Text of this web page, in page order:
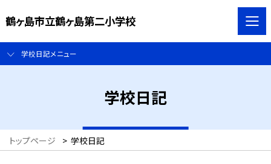
鶴ヶ島市立鶴ヶ島第二小学校
学校日記メニュー
学校日記
トップページ > 学校日記